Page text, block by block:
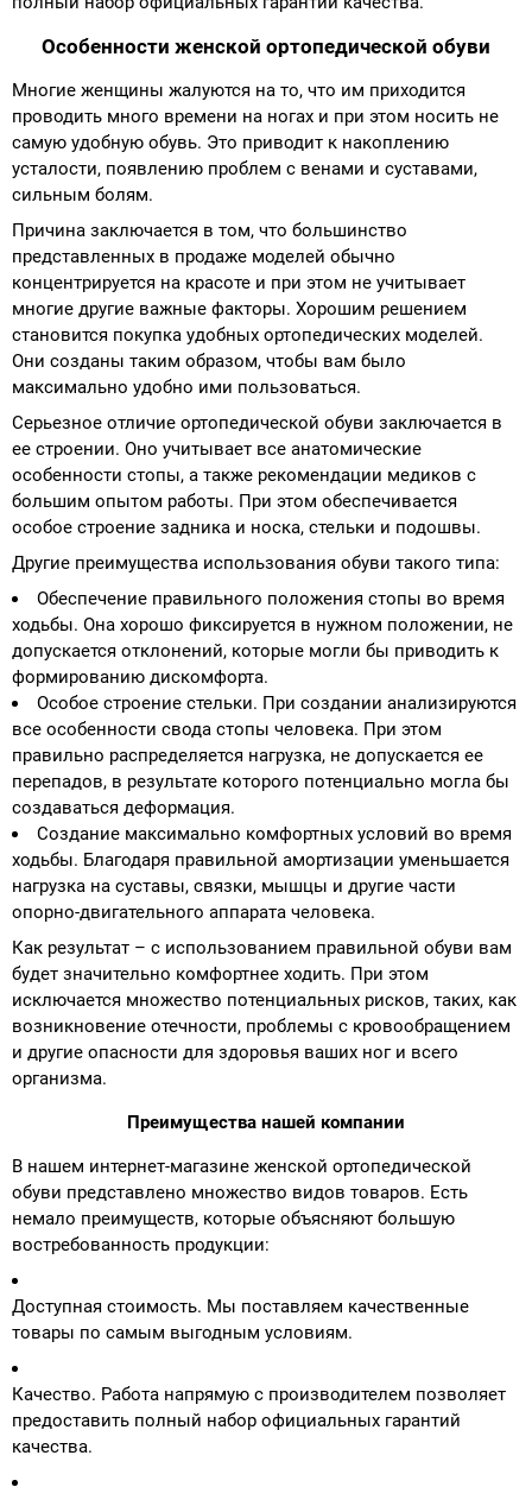
Особенности женской ортопедической обуви
Многие женщины жалуются на то, что им приходится
проводить много времени на ногах и при этом носить не
самую удобную обувь. Это приводит к накоплению
усталости, появлению проблем с венами и суставами,
сильным болям.
Причина заключается в том, что большинство
представленных в продаже моделей обычно
концентрируется на красоте и при этом не учитывает
многие другие важные факторы. Хорошим решением
становится покупка удобных ортопедических моделей.
Они созданы таким образом, чтобы вам было
максимально удобно ими пользоваться.
Серьезное отличие ортопедической обуви заключается в
ее строении. Оно учитывает все анатомические
особенности стопы, а также рекомендации медиков с
большим опытом работы. При этом обеспечивается
особое строение задника и носка, стельки и подошвы.
Другие преимущества использования обуви такого типа:
Обеспечение правильного положения стопы во время
ходьбы. Она хорошо фиксируется в нужном положении, не
допускается отклонений, которые могли бы приводить к
формированию дискомфорта.
Особое строение стельки. При создании анализируются
все особенности свода стопы человека. При этом
правильно распределяется нагрузка, не допускается ее
перепадов, в результате которого потенциально могла бы
создаваться деформация.
Создание максимально комфортных условий во время
ходьбы. Благодаря правильной амортизации уменьшается
нагрузка на суставы, связки, мышцы и другие части
опорно-двигательного аппарата человека.
Как результат – с использованием правильной обуви вам
будет значительно комфортнее ходить. При этом
исключается множество потенциальных рисков, таких, как
возникновение отечности, проблемы с кровообращением
и другие опасности для здоровья ваших ног и всего
организма.
Преимущества нашей компании
В нашем интернет-магазине женской ортопедической
обуви представлено множество видов товаров. Есть
немало преимуществ, которые объясняют большую
востребованность продукции:
Доступная стоимость. Мы поставляем качественные
товары по самым выгодным условиям.
Качество. Работа напрямую с производителем позволяет
предоставить полный набор официальных гарантий
качества.